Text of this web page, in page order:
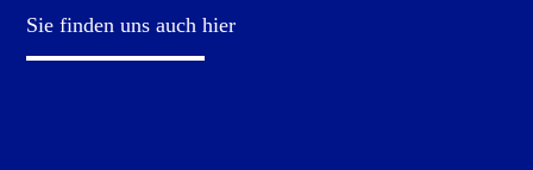
Sie finden uns auch hier